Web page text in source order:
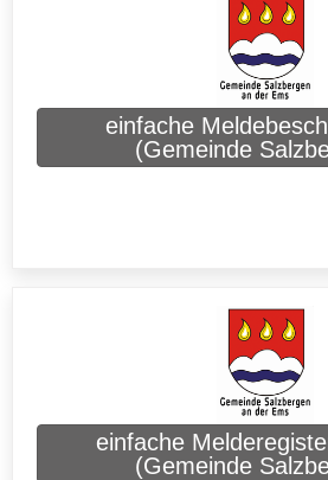
einfache
(Gemeinde
einfache
(Gemeinde